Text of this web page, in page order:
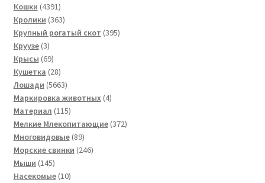
Кошки 43914391
товар
Кролики 363363
товара
Крупный рогатый скот 395395
Круузе 33
товара
Крысы 6969
товаров
Кушетка 2828
товаров
Лошади 56635663
товара
Маркировка животных 44
Материал 115115
товаров
Мелкие Млекопитающие 372372
Многовидовые 8989
товаров
Морские свинки 246246
Мыши 145145
товаров
Насекомые 1010